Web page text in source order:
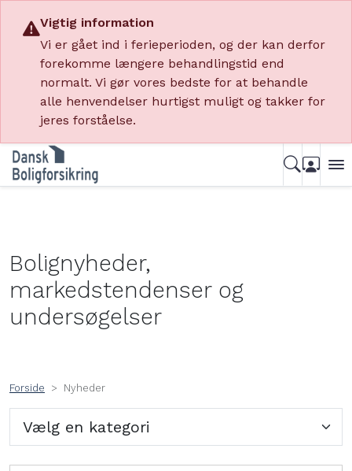
Vigtig information
Vi er gået ind i ferieperioden, og der kan derfor
forekomme længere behandlingstid end
normalt. Vi gør vores bedste for at behandle
alle henvendelser hurtigst muligt og takker for
jeres forståelse.
Bolignyheder,
markedstendenser og
undersøgelser
Forside Nyheder